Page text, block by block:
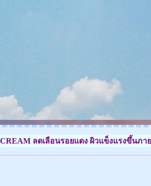
CREAM ลดเลือนรอยแดง ผิวแข็งแรงขึ้นภา